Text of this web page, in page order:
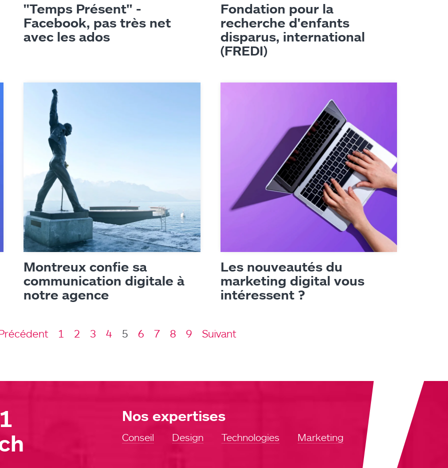
"Temps Présent" -
Facebook, pas très net
avec les ados
Fondation pour la
recherche d'enfants
disparus, international
(FREDI)
Montreux confie sa
communication digitale à
notre agence
Les nouveautés du
marketing digital vous
intéressent ?
1 2 3 4 5 6 7 8 9 Suivant
Nos expertises
Conseil Design Technologies Marketing